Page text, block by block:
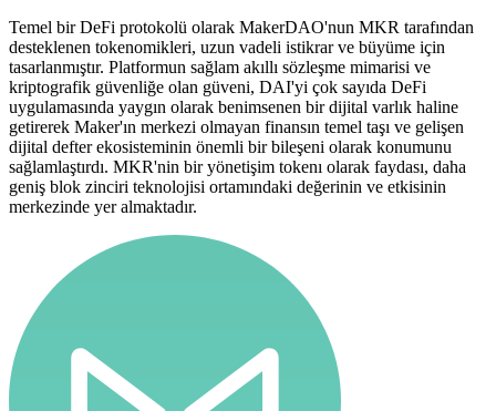
Temel bir DeFi protokolü olarak MakerDAO'nun MKR tarafından
desteklenen tokenomikleri, uzun vadeli istikrar ve büyüme için
tasarlanmıştır. Platformun sağlam akıllı sözleşme mimarisi ve
kriptografik güvenliğe olan güveni, DAI'yi çok sayıda DeFi
uygulamasında yaygın olarak benimsenen bir dijital varlık haline
getirerek Maker'ın merkezi olmayan finansın temel taşı ve gelişen
dijital defter ekosisteminin önemli bir bileşeni olarak konumunu
sağlamlaştırdı. MKR'nin bir yönetişim tokenı olarak faydası, daha
geniş blok zinciri teknolojisi ortamındaki değerinin ve etkisinin
merkezinde yer almaktadır.